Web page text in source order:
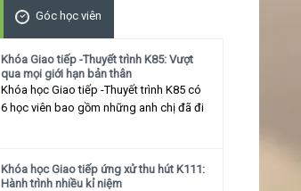
Góc học viên
Khóa Giao tiếp -Thuyết trình K85: Vượt
qua mọi giới hạn bản thân
Khóa học Giao tiếp -Thuyết trình K85 có
6 học viên bao gồm những anh chị đã đi
Khóa học Giao tiếp ứng xử thu hút K111:
Hành trình nhiều kỉ niệm